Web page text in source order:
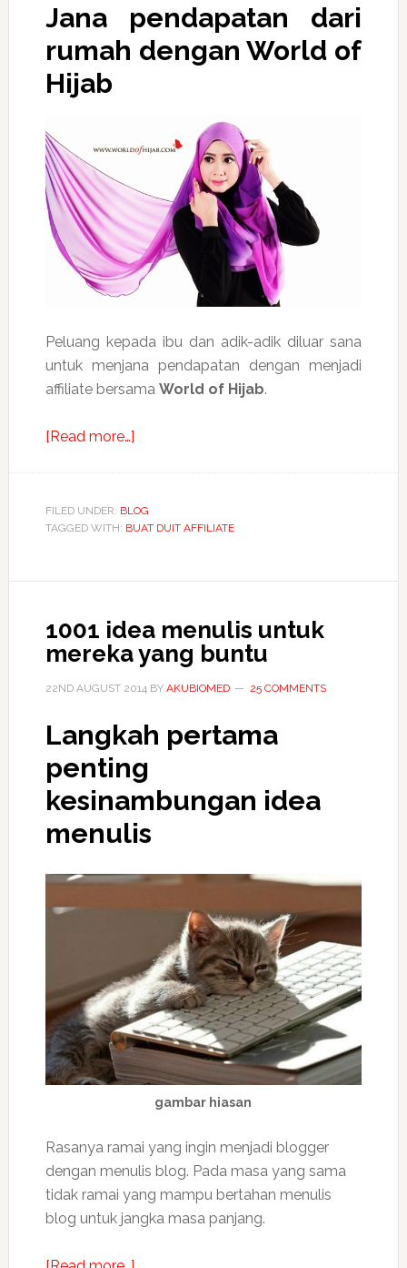
Jana pendapatan dari
rumah dengan World of
Hijab
Peluang kepada ibu dan adik-adik diluar sana
untuk menjana pendapatan dengan menjadi
affiliate bersama World of Hijab.
[Read more…]about
dari
rumah
World
Hijab
FILED UNDER: BLOG
TAGGED WITH: BUAT DUIT AFFILIATE
1001 idea menulis untuk
mereka yang buntu
22ND AUGUST 2014 BY AKUBIOMED 25 COMMENTS
Langkah pertama
penting
kesinambungan idea
menulis
gambar hiasan
Rasanya ramai yang ingin menjadi blogger
dengan menulis blog. Pada masa yang sama
tidak ramai yang mampu bertahan menulis
blog untuk jangka masa panjang.
about